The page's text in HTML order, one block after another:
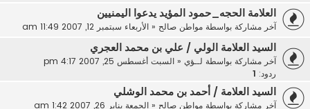
العلامة الحجه_حمود المؤيد يدعوا اليمنيين
آخر مشاركة بواسطة مواطن صالح « الأربعاء سبتمبر 12, 2007 11:49 am
السيد العلامة الولي / علي بن محمد العجري
آخر مشاركة بواسطة لــؤي « السبت أغسطس 25, 2007 4:17 pm
ردود: 1
السيد العلامة / أحمد بن محمد الوشلي
آخر مشاركة بواسطة مواطن صالح « الجمعة يناير 26, 2007 1:42 am